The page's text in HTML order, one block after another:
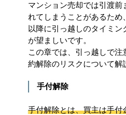
マンション売却では引渡前
れてしまうことがあるため
以降に引っ越しのタイミン
が望ましいです。
この章では、引っ越しで注
約解除のリスクについて解
手付解除
手付解除とは、買主は手付